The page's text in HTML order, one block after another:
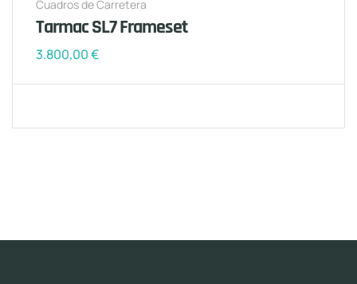
Cuadros de Carretera
Tarmac SL7 Frameset
3.800,00€